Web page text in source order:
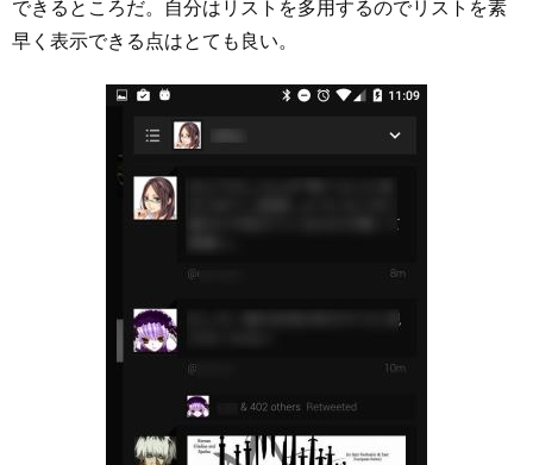
できるところだ。自分はリストを多用するのでリストを素
早く表示できる点はとても良い。